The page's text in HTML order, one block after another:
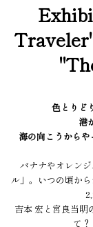
色とりど
港
海の向こうから
バナナやオレン
ル」。いつの頃か
吉本 宏と宮良当明
て